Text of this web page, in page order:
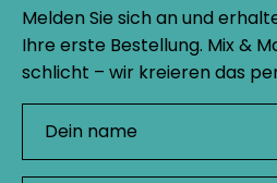
Melden Sie sich an und
Ihre erste Bestellung. Mix &
schlicht – wir kreieren das